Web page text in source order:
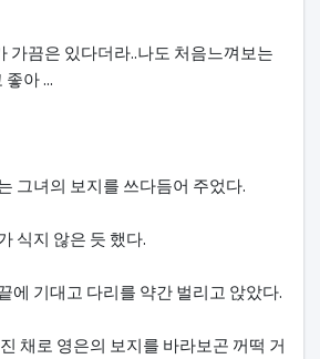
가끔은 있다더라..나도 처음느껴보는
아 ...
그녀의 보지를 쓰다듬어 주었다.
식지 않은 듯 했다.
에 기대고 다리를 약간 벌리고 앉았다.
채로 영은의 보지를 바라보곤 꺼떡 거